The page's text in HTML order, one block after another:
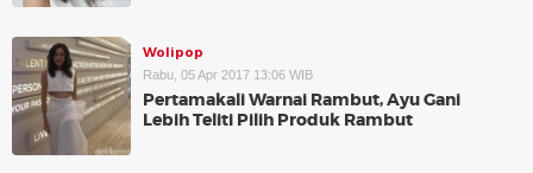
Wolipop
Rabu, 05 Apr 2017 13:06 WIB
Pertamakali Warnai Rambut, Ayu Gani
Lebih Teliti Pilih Produk Rambut